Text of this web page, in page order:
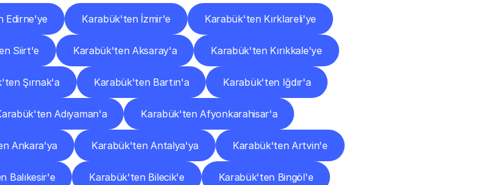
Edirne'ye Karabük'ten İzmir'e Karabük'ten Kırklareli'ye
Siirt'e Karabük'ten Aksaray'a Karabük'ten Kırıkkale'ye
Şırnak'a Karabük'ten Bartın'a Karabük'ten Iğdır'a
Adıyaman'a Karabük'ten Afyonkarahisar'a
Ankara'ya Karabük'ten Antalya'ya Karabük'ten Artvin'e
Balıkesir'e Karabük'ten Bilecik'e Karabük'ten Bingöl'e